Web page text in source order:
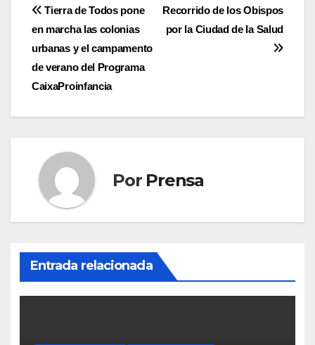
Navegación
de
entradas
Recorrido de los Obispos
por la Ciudad de la Salud
Tierra de Todos pone
en marcha las colonias
urbanas y el campamento
de verano del Programa
CaixaProinfancia
Por Prensa
Entrada relacionada